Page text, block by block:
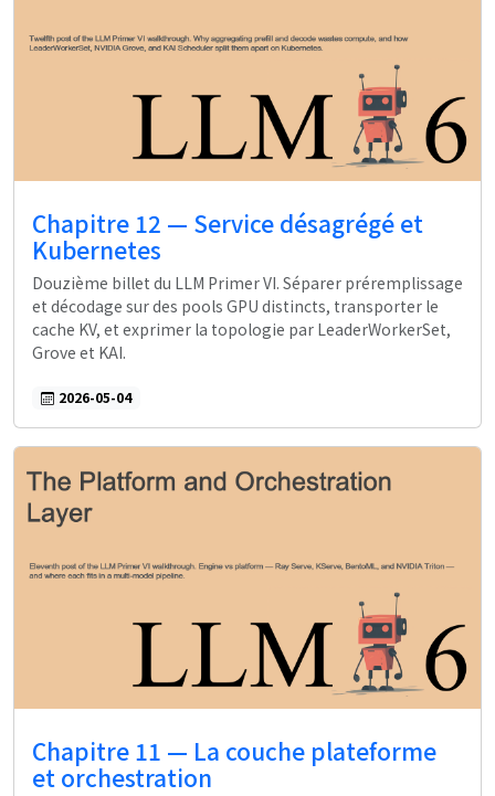
Chapitre 12 — Service désagrégé et
Kubernetes
Douzième billet du LLM Primer VI. Séparer préremplissage
et décodage sur des pools GPU distincts, transporter le
cache KV, et exprimer la topologie par LeaderWorkerSet,
Grove et KAI.
2026-05-04
Chapitre 11 — La couche plateforme
et orchestration